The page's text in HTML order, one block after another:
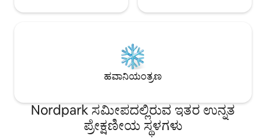
ಹವಾನಿಯಂತ್ರಣ
Nordpark ಸಮೀಪದಲ್ಲಿರುವ ಇತರ ಉನ್ನತ
ಪ್ರೇಕ್ಷಣೀಯ ಸ್ಥಳಗಳು